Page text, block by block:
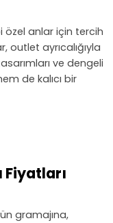
özel anlar için tercih
outlet ayrıcalığıyla
ve dengeli
de kalıcı bir
Fiyatları
gramajına,